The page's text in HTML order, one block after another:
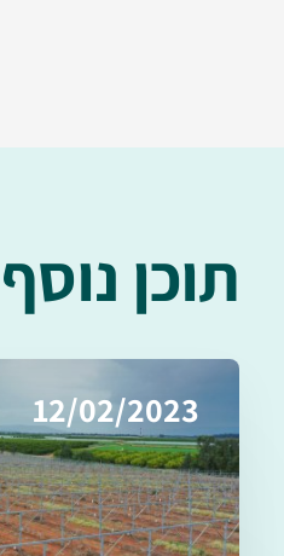
תוכן נוסף
12/02/2023